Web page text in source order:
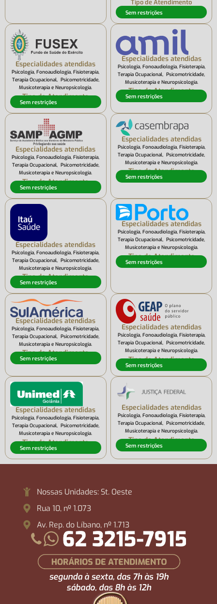
Tipo de Atendimento
Sem restrições
Especialidades atendidas
Psicologia, Fonoaudiologia, Fisioterapia,
Terapia Ocupacional, Psicomotricidade,
Musicoterapia e Neuropsicologia.
Tipo de Atendimento
Sem restrições
Especialidades atendidas
Psicologia, Fonoaudiologia, Fisioterapia,
Terapia Ocupacional, Psicomotricidade,
Musicoterapia e Neuropsicologia.
Tipo de Atendimento
Sem restrições
Especialidades atendidas
Psicologia, Fonoaudiologia, Fisioterapia,
Terapia Ocupacional, Psicomotricidade,
Musicoterapia e Neuropsicologia.
Tipo de Atendimento
Sem restrições
Especialidades atendidas
Psicologia, Fonoaudiologia, Fisioterapia,
Terapia Ocupacional, Psicomotricidade,
Musicoterapia e Neuropsicologia.
Tipo de Atendimento
Sem restrições
Especialidades atendidas
Psicologia, Fonoaudiologia, Fisioterapia,
Terapia Ocupacional, Psicomotricidade,
Musicoterapia e Neuropsicologia.
Tipo de Atendimento
Sem restrições
Especialidades atendidas
Psicologia, Fonoaudiologia, Fisioterapia,
Terapia Ocupacional, Psicomotricidade,
Musicoterapia e Neuropsicologia.
Tipo de Atendimento
Sem restrições
Especialidades atendidas
Psicologia, Fonoaudiologia, Fisioterapia,
Terapia Ocupacional, Psicomotricidade,
Musicoterapia e Neuropsicologia.
Tipo de Atendimento
Sem restrições
Especialidades atendidas
Psicologia, Fonoaudiologia, Fisioterapia,
Terapia Ocupacional, Psicomotricidade,
Musicoterapia e Neuropsicologia.
Tipo de Atendimento
Sem restrições
Especialidades atendidas
Psicologia, Fonoaudiologia, Fisioterapia,
Terapia Ocupacional, Psicomotricidade,
Musicoterapia e Neuropsicologia.
Tipo de Atendimento
Sem restrições
Especialidades atendidas
Psicologia, Fonoaudiologia, Fisioterapia,
Terapia Ocupacional, Psicomotricidade,
Musicoterapia e Neuropsicologia.
Tipo de Atendimento
Sem restrições
Nossas Unidades: St. Oeste
Rua 10, nº 1.073
Av. Rep. do Líbano, nº 1.713